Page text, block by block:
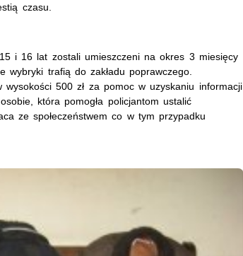
czasu.
i 16 lat zostali umieszczeni na okres 3 miesięcy
trafią do zakładu poprawczego.
500 zł za pomoc w uzyskaniu informacji
która pomogła policjantom ustalić
ze społeczeństwem co w tym przypadku